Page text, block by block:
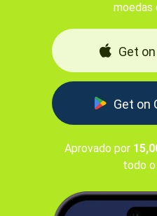
moedas
Get
Get on
Aprovado por
todo o